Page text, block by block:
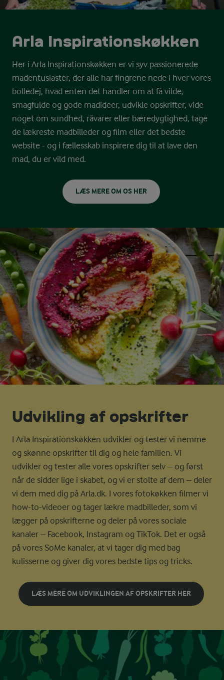
Arla Inspirations­køkken
Her i Arla Inspirationskøkken er vi syv passionerede
madentusiaster, der alle har fingrene nede i hver vores
bolledej, hvad enten det handler om at få vilde,
smagfulde og gode madideer, udvikle opskrifter, vide
noget om sundhed, råvarer eller bæredygtighed, tage
de lækreste madbilleder og film eller det bedste
website - og i fællesskab inspirere dig til at lave den
mad, du er vild med.
LÆS MERE OM OS HER
Udvikling af opskrifter
I Arla Inspirationskøkken udvikler og tester vi nemme
og skønne opskrifter til dig og hele familien. Vi
udvikler og tester alle vores opskrifter selv – og først
når de sidder lige i skabet, og vi er stolte af dem – deler
vi dem med dig på Arla.dk. I vores fotokøkken filmer vi
how-to-videoer og tager lækre madbilleder, som vi
lægger på opskrifterne og deler på vores sociale
kanaler – Facebook, Instagram og TikTok. Det er også
på vores SoMe kanaler, at vi tager dig med bag
kulisserne og giver dig vores bedste tips og tricks.
LÆS MERE OM UDVIKLINGEN AF OPSKRIFTER HER